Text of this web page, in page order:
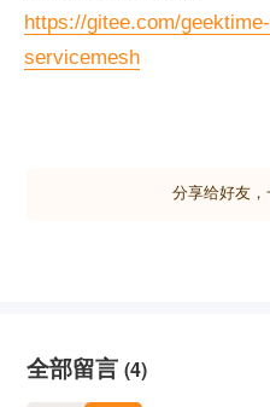
https://gitee.com/
servicemesh
分享给好友
全部留言 (4)